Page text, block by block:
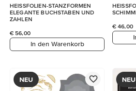
HEISSFOLIEN-STANZFORMEN
ELEGANTE BUCHSTABEN UND
ZAHLEN
€ 56,00
In den Warenkorb
€ 46,00
NEU NEU